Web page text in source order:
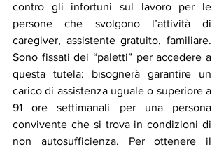
contro gli infortuni sul lavoro per le
persone che svolgono l’attività di
caregiver, assistente gratuito, familiare.
Sono fissati dei “paletti” per accedere a
questa tutela: bisognerà garantire un
carico di assistenza uguale o superiore a
91 ore settimanali per una persona
convivente che si trova in condizioni di
non autosufficienza. Per ottenere il